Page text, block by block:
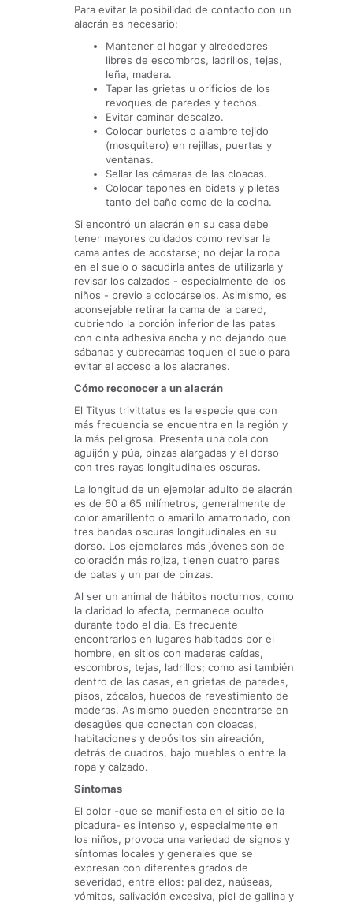
Para evitar la posibilidad de contacto con un
alacrán es necesario:
Mantener el hogar y alrededores
libres de escombros, ladrillos, tejas,
leña, madera.
Tapar las grietas u orificios de los
revoques de paredes y techos.
Evitar caminar descalzo.
Colocar burletes o alambre tejido
(mosquitero) en rejillas, puertas y
ventanas.
Sellar las cámaras de las cloacas.
Colocar tapones en bidets y piletas
tanto del baño como de la cocina.
Si encontró un alacrán en su casa debe
tener mayores cuidados como revisar la
cama antes de acostarse; no dejar la ropa
en el suelo o sacudirla antes de utilizarla y
revisar los calzados - especialmente de los
niños - previo a colocárselos. Asimismo, es
aconsejable retirar la cama de la pared,
cubriendo la porción inferior de las patas
con cinta adhesiva ancha y no dejando que
sábanas y cubrecamas toquen el suelo para
evitar el acceso a los alacranes.
Cómo reconocer a un alacrán
El Tityus trivittatus es la especie que con
más frecuencia se encuentra en la región y
la más peligrosa. Presenta una cola con
aguijón y púa, pinzas alargadas y el dorso
con tres rayas longitudinales oscuras.
La longitud de un ejemplar adulto de alacrán
es de 60 a 65 milímetros, generalmente de
color amarillento o amarillo amarronado, con
tres bandas oscuras longitudinales en su
dorso. Los ejemplares más jóvenes son de
coloración más rojiza, tienen cuatro pares
de patas y un par de pinzas.
Al ser un animal de hábitos nocturnos, como
la claridad lo afecta, permanece oculto
durante todo el día. Es frecuente
encontrarlos en lugares habitados por el
hombre, en sitios con maderas caídas,
escombros, tejas, ladrillos; como así también
dentro de las casas, en grietas de paredes,
pisos, zócalos, huecos de revestimiento de
maderas. Asimismo pueden encontrarse en
desagües que conectan con cloacas,
habitaciones y depósitos sin aireación,
detrás de cuadros, bajo muebles o entre la
ropa y calzado.
Síntomas
El dolor -que se manifiesta en el sitio de la
picadura- es intenso y, especialmente en
los niños, provoca una variedad de signos y
síntomas locales y generales que se
expresan con diferentes grados de
severidad, entre ellos: palidez, naúseas,
vómitos, salivación excesiva, piel de gallina y